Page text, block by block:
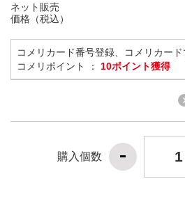
ネット販売
価格（税込）
コメリカード番号登録、コメリカー
コメリポイント ： 10ポイント獲得
購入個数